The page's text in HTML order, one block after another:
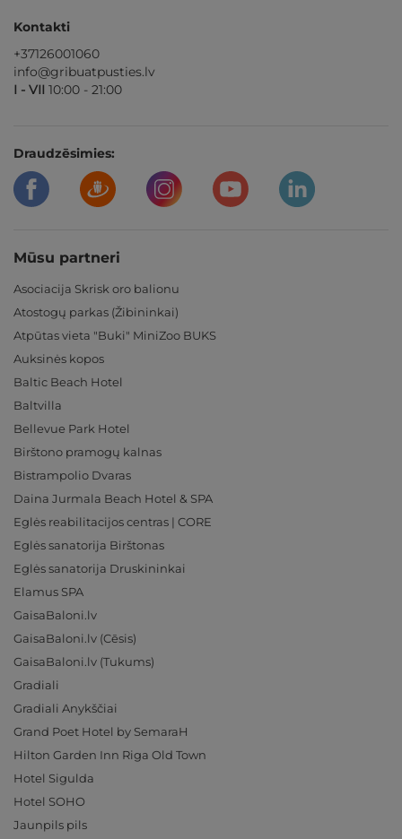
Kontakti
+37126001060
info@gribuatpusties.lv
I - VII 10:00 - 21:00
Draudzēsimies:
Mūsu partneri
Asociacija Skrisk oro balionu
Atostogų parkas (Žibininkai)
Atpūtas vieta "Buki" MiniZoo BUKS
Auksinės kopos
Baltic Beach Hotel
Baltvilla
Bellevue Park Hotel
Birštono pramogų kalnas
Bistrampolio Dvaras
Daina Jurmala Beach Hotel & SPA
Eglės reabilitacijos centras | CORE
Eglės sanatorija Birštonas
Eglės sanatorija Druskininkai
Elamus SPA
GaisaBaloni.lv
GaisaBaloni.lv (Cēsis)
GaisaBaloni.lv (Tukums)
Gradiali
Gradiali Anykščiai
Grand Poet Hotel by SemaraH
Hilton Garden Inn Riga Old Town
Hotel Sigulda
Hotel SOHO
Jaunpils pils